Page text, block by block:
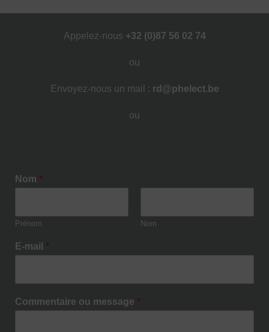
Appelez-nous +32 (0)87 56 02 74
ou
Envoyez-nous un mail : rd@phelect.be
ou
Nom *
Prénom Nom
E-mail *
Commentaire ou message *